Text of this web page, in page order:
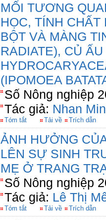
MỐI TƯƠNG
HỌC, TÍNH CHẤT
BỘT VÀ MÀNG
RADIATE), CỦ
(IPOMOEA
Số Nông nghiệp
Tác giả: Nhan
Tóm tắt Tải về Trích dẫn
ẢNH HƯỞNG
LÊN SỰ SINH
MẸ Ở TRANG
Số Nông nghiệp
Tác giả: Lê Thị
Tóm tắt Tải về Trích dẫn